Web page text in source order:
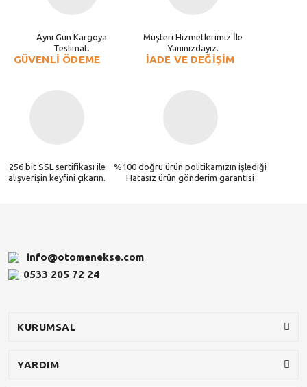
Aynı Gün Kargoya
Teslimat.
Müşteri Hizmetlerimiz İle
Yanınızdayız.
GÜVENLİ ÖDEME
256 bit SSL sertifikası ile
alışverişin keyfini çıkarın.
İADE VE DEĞİŞİM
%100 doğru ürün politikamızın işlediği
Hatasız ürün gönderim garantisi
info@otomenekse.com
0533 205 72 24
KURUMSAL
YARDIM